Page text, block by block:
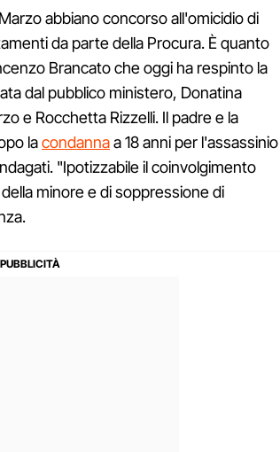
abbiano concorso all'omicidio di
da parte della Procura. È quanto
Brancato che oggi ha respinto la
dal pubblico ministero, Donatina
e Rocchetta Rizzelli. Il padre e la
lacondannaa 18 anni per l'assassinio
"Ipotizzabile il coinvolgimento
minore e di soppressione di